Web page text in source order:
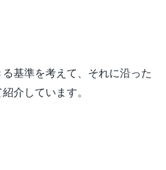
基準を考えて、それに沿った
介しています。